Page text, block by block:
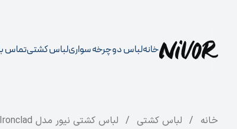
خانهلباس دوچرخه سواریلباس کشتیتماس
خانه / لباس کشتی / لباس کشتی نیور مدل Ironclad